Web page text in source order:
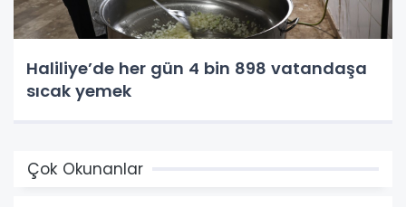
Haliliye’de her gün 4 bin 898 vatandaşa
sıcak yemek
Çok Okunanlar